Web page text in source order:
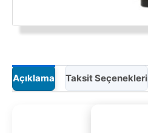
Açıklama Taksit Seçenekleri